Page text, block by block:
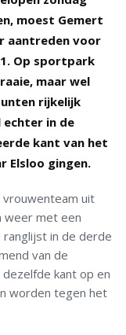
moest Gemert
aantreden voor
Op sportpark
maar wel
rijkelijk
echter in de
kant van het
Elsloo gingen.
uit
weer met een
in de derde
van de
kant op en
worden tegen het